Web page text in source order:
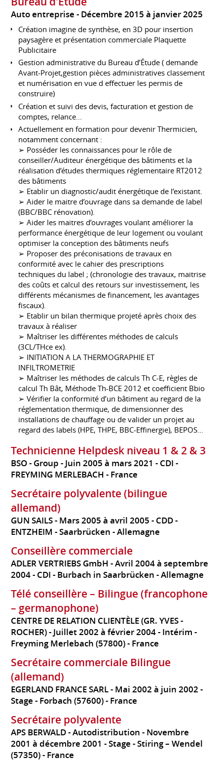
Auto entreprise Décembre 2015 à janvier 2025
Création imagine de synthèse, en 3D pour insertion
paysagère et présentation commerciale Plaquette
Publicitaire
Gestion administrative du Bureau d’Étude ( demande
Avant-Projet,gestion pièces administratives classement
et numérisation en vue d effectuer les permis de
construire)
Création et suivi des devis, facturation et gestion de
comptes, relance...
Actuellement en formation pour devenir Thermicien,
notamment concernant :
➢ Posséder les connaissances pour le rôle de
conseiller/Auditeur énergétique des bâtiments et la
réalisation d’études thermiques réglementaire RT2012
des bâtiments
➢ Etablir un diagnostic/audit énergétique de l’existant.
➢ Aider le maitre d’ouvrage dans sa demande de label
(BBC/BBC rénovation).
➢ Aider les maitres d’ouvrages voulant améliorer la
performance énergétique de leur logement ou voulant
optimiser la conception des bâtiments neufs
➢ Proposer des préconisations de travaux en
conformité avec le cahier des prescriptions
techniques du label ; (chronologie des travaux, maitrise
des coûts et calcul des retours sur investissement, les
différents mécanismes de financement, les avantages
fiscaux).
➢ Etablir un bilan thermique projeté après choix des
travaux à réaliser
➢ Maîtriser les différentes méthodes de calculs
(3CL/THce ex).
➢ INITIATION A LA THERMOGRAPHIE ET
INFILTROMETRIE
➢ Maîtriser les méthodes de calculs Th C-E, règles de
calcul Th Bât, Méthode Th-BCE 2012 et coefficient Bbio
➢ Vérifier la conformité d’un bâtiment au regard de la
réglementation thermique, de dimensionner des
installations de chauffage ou de valider un projet au
regard des labels (HPE, THPE, BBC-Effinergie), BEPOS...
Technicienne Helpdesk niveau 1 & 2 & 3
BSO - Group Juin 2005 à mars 2021 CDI
FREYMING MERLEBACH
France
Secrétaire polyvalente (bilingue
allemand)
GUN SAILS Mars 2005 à avril 2005 CDD
ENTZHEIM - Saarbrücken
Allemagne
Conseillère commerciale
ADLER VERTRIEBS GmbH
Avril 2004 à septembre
2004 CDI Burbach in Saarbrücken Allemagne
Télé conseillère – Bilingue (francophone
– germanophone)
CENTRE DE RELATION CLIENTÈLE (GR. YVES -
ROCHER) Juillet 2002 à février 2004 Intérim
Freyming Merlebach (57800)
France
Secrétaire commerciale Bilingue
(allemand)
EGERLAND FRANCE SARL Mai 2002 à juin 2002
Stage
Forbach (57600) France
Secrétaire polyvalente
APS BERWALD - Autodistribution
Novembre
2001 à décembre 2001 Stage
Stiring – Wendel
(57350)
France